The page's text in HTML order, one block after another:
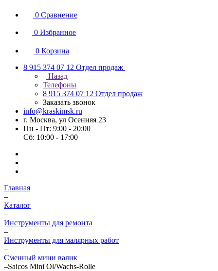
0 Сравнение
0 Избранное
0 Корзина
8 915 374 07 12 Отдел продаж
Назад
Телефоны
8 915 374 07 12 Отдел продаж
Заказать звонок
info@kraskimsk.ru
г. Москва, ул Осенняя 23
Пн - Пт: 9:00 - 20:00
Сб: 10:00 - 17:00
Главная
–
Каталог
–
Инструменты для ремонта
–
Инструменты для малярных работ
–
Сменный мини валик
–Saicos Mini Ol/Wachs-Rolle